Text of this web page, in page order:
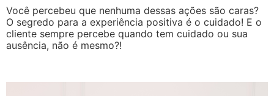
Você percebeu que nenhuma dessas ações são caras?
O segredo para a experiência positiva é o cuidado! E o
cliente sempre percebe quando tem cuidado ou sua
ausência, não é mesmo?!